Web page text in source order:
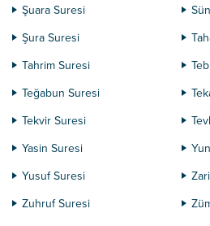
Şuara Suresi
Şura Suresi
Tahrim Suresi
Teğabun Suresi
Tekvir Suresi
Yasin Suresi
Yusuf Suresi
Zuhruf Suresi